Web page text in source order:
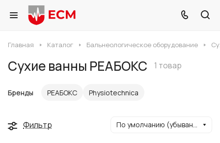
Главная Каталог Бальнеологическое оборудование
Сухие ванны РЕАБОКС 1 товар
Бренды РЕАБОКС Physioteсhnica
Фильтр По умолчанию (убывание)